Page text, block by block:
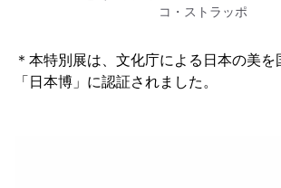
コ・ストラッポ
＊本特別展は、文化庁による日本の美を
「日本博」に認証されました。